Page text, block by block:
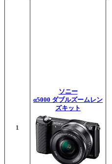
1
ソニー
α5000 ダブルズームレン
ズキット